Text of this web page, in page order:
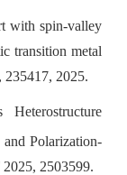
with spin-valley
transition metal
235417, 2025.
Polarization-
2025, 2503599.